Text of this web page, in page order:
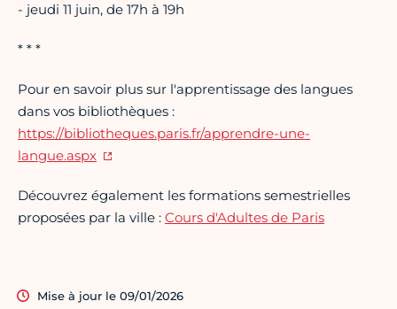
- jeudi 11 juin, de 17h à 19h
* * *
Pour en savoir plus sur l'apprentissage des langues
dans vos bibliothèques :
https://bibliotheques.paris.fr/apprendre-une-
langue.aspx
Découvrez également les formations semestrielles
proposées par la ville : Cours d'Adultes de Paris
Mise à jour le 09/01/2026